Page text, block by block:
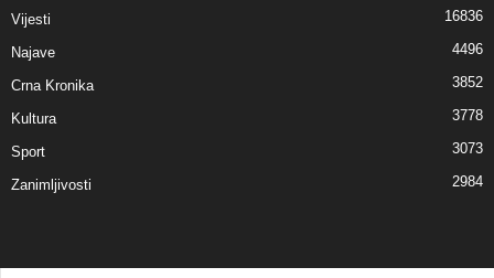
Vijesti 16836
Najave 4496
Crna Kronika 3852
Kultura 3778
Sport 3073
Zanimljivosti 2984